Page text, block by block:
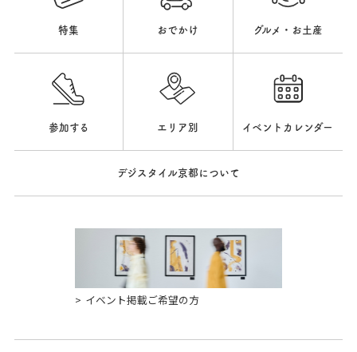
特集 おでかけ グルメ・お土産
参加する エリア別 イベントカレンダー
デジスタイル京都について
イベント掲載ご希望の方